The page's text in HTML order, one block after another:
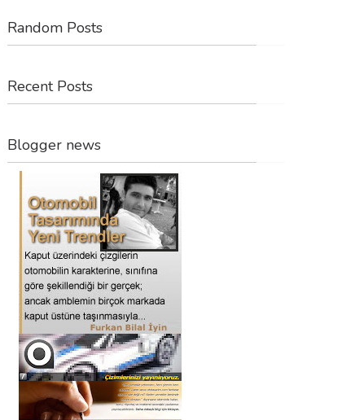
Random Posts
Recent Posts
Blogger news